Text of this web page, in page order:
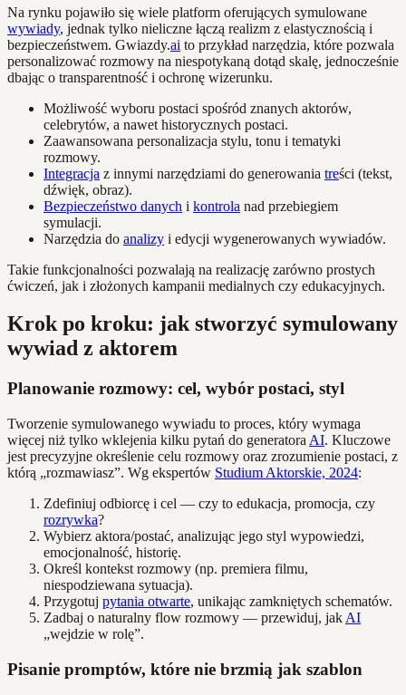
Na rynku pojawiło się wiele platform oferujących symulowane
wywiady, jednak tylko nieliczne łączą realizm z elastycznością i
bezpieczeństwem. Gwiazdy.ai to przykład narzędzia, które pozwala
personalizować rozmowy na niespotykaną dotąd skalę, jednocześnie
dbając o transparentność i ochronę wizerunku.
Możliwość wyboru postaci spośród znanych aktorów,
celebrytów, a nawet historycznych postaci.
Zaawansowana personalizacja stylu, tonu i tematyki
rozmowy.
Integracja z innymi narzędziami do generowania treści (tekst,
dźwięk, obraz).
Bezpieczeństwo danych i kontrola nad przebiegiem
symulacji.
Narzędzia do analizy i edycji wygenerowanych wywiadów.
Takie funkcjonalności pozwalają na realizację zarówno prostych
ćwiczeń, jak i złożonych kampanii medialnych czy edukacyjnych.
Krok po kroku: jak stworzyć symulowany
wywiad z aktorem
Planowanie rozmowy: cel, wybór postaci, styl
Tworzenie symulowanego wywiadu to proces, który wymaga
więcej niż tylko wklejenia kilku pytań do generatora AI. Kluczowe
jest precyzyjne określenie celu rozmowy oraz zrozumienie postaci, z
którą „rozmawiasz”. Wg ekspertów Studium Aktorskie, 2024:
Zdefiniuj odbiorcę i cel — czy to edukacja, promocja, czy
rozrywka?
Wybierz aktora/postać, analizując jego styl wypowiedzi,
emocjonalność, historię.
Określ kontekst rozmowy (np. premiera filmu,
niespodziewana sytuacja).
Przygotuj pytania otwarte, unikając zamkniętych schematów.
Zadbaj o naturalny flow rozmowy — przewiduj, jak AI
„wejdzie w rolę”.
Pisanie promptów, które nie brzmią jak szablon